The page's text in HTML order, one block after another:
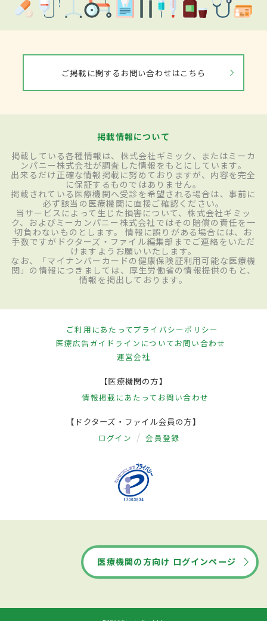
ご掲載に関するお問い合わせはこちら
掲載情報について
掲載している各種情報は、株式会社ギミック、またはミーカ
ンパニー株式会社が調査した情報をもとにしています。
出来るだけ正確な情報掲載に努めておりますが、内容を完全
に保証するものではありません。
掲載されている医療機関へ受診を希望される場合は、事前に
必ず該当の医療機関に直接ご確認ください。
当サービスによって生じた損害について、株式会社ギミッ
ク、およびミーカンパニー株式会社ではその賠償の責任を一
切負わないものとします。 情報に誤りがある場合には、お
手数ですがドクターズ・ファイル編集部までご連絡をいただ
けますようお願いいたします。
なお、「マイナンバーカードの健康保険証利用可能な医療機
関」の情報につきましては、厚生労働省の情報提供のもと、
情報を掲出しております。
ご利用にあたってプライバシーポリシー
医療広告ガイドラインについてお問い合わせ
運営会社
【医療機関の方】
情報掲載にあたって お問い合わせ
【ドクターズ・ファイル会員の方】
ログイン 会員登録
医療機関の方向け ログインページ